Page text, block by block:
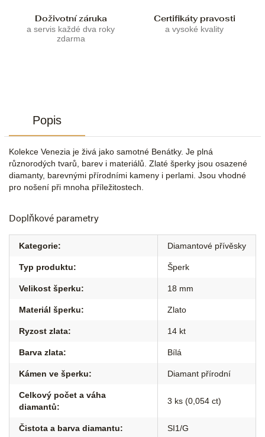
Doživotní záruka
a servis každé dva roky
zdarma
Certifikáty pravosti
a vysoké kvality
Popis
Kolekce Venezia je živá jako samotné Benátky. Je plná
různorodých tvarů, barev i materiálů. Zlaté šperky jsou osazené
diamanty, barevnými přírodními kameny i perlami. Jsou vhodné
pro nošení při mnoha příležitostech.
Doplňkové parametry
Kategorie: Diamantové přívěsky
Typ produktu: Šperk
Velikost šperku: 18 mm
Materiál šperku: Zlato
Ryzost zlata: 14 kt
Barva zlata: Bílá
Kámen ve šperku: Diamant přírodní
Celkový počet a váha
diamantů:
3 ks (0,054 ct)
Čistota a barva diamantu: SI1/G